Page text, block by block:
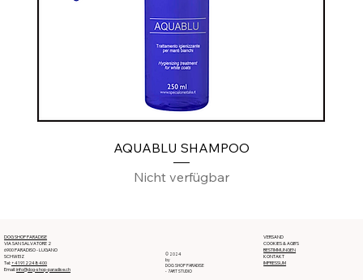
AQUABLU SHAMPOO
Nicht verfügbar
DOG SHOP PARADISE
VIA SAN SALVATORE 2
6900 PARADISO - LUGANO
SCHWEIZ
Tel:+41912248400
Email:info@dog-shop-paradise.ch
© 2024
by
DOG SHOP PARADISE
- 7ART STUDIO
VERSAND
COOKIES & AGB'S
BESTIMMUNGEN
KONTAKT
IMPRESSUM